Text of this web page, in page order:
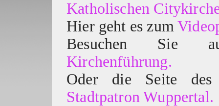
Katholischen
Hier geht es zum
Besuchen
Kirchenführung.
Oder die Seite des
Stadtpatron Wuppertal.